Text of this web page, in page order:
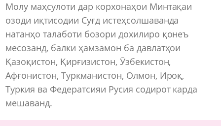
Молу маҳсулоти дар корхонаҳои Минтақаи
озоди иқтисодии Суғд истеҳсолшаванда
натанҳо талаботи бозори дохилиро қонеъ
месозанд, балки ҳамзамон ба давлатҳои
Қазоқистон, Қирғизистон, Ӯзбекистон,
Афғонистон, Туркманистон, Олмон, Ироқ,
Туркия ва Федератсияи Русия содирот карда
мешаванд.